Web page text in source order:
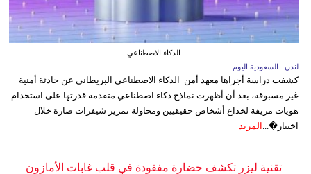
الذكاء الاصطناعي
لندن ـ السعودية اليوم
كشفت دراسة أجراها معهد أمن الذكاء الاصطناعي البريطاني عن حادثة أمنية
غير مسبوقة، بعد أن أظهرت نماذج ذكاء اصطناعي متقدمة قدرتها على استخدام
هويات مزيفة لخداع أشخاص حقيقيين ومحاولة تمرير شيفرات ضارة خلال
اختبار�... المزيد
تقنية ليزر تكشف حضارة مفقودة في قلب غابات الأمازون